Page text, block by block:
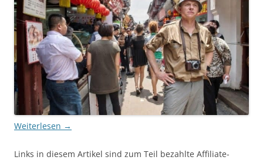
Weiterlesen →
Links in diesem Artikel sind zum Teil bezahlte Affiliate-